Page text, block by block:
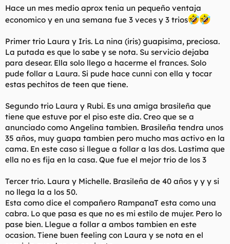
Hace un mes medio aprox tenia un pequeño ventaja
economico y en una semana fue 3 veces y 3 trios
Primer trio Laura y Iris. La nina (iris) guapisima, preciosa.
La putada es que lo sabe y se nota. Su servicio dejaba
para desear. Ella solo llego a hacerme el frances. Solo
pude follar a Laura. Si pude hace cunni con ella y tocar
estas pechitos de teen que tiene.
Segundo trio Laura y Rubi. Es una amiga brasileña que
tiene que estuve por el piso este dia. Creo que se a
anunciado como Angelina tambien. Brasileña tendra unos
35 años, muy guapa tambien pero mucho mas activo en la
cama. En este caso si llegue a follar a las dos. Lastima que
ella no es fija en la casa. Que fue el mejor trio de los 3
Tercer trio. Laura y Michelle. Brasileña de 40 años y y y si
no llega la a los 50.
Esta como dice el compañero RampanaT esta como una
cabra. Lo que pasa es que no es mi estilo de mujer. Pero lo
pase bien. Llegue a follar a ambos tambien en este
ocasion. Tiene buen feeling con Laura y se nota en el